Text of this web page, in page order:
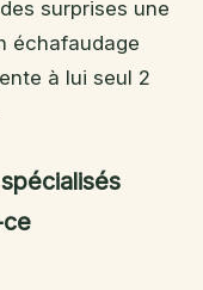
surprises une
échafaudage
à lui seul 2